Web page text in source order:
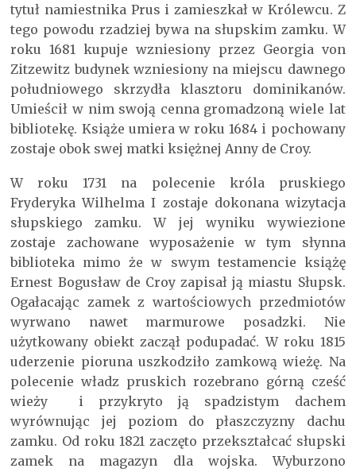
tytuł namiestnika Prus i zamieszkał w Królewcu. Z
tego powodu rzadziej bywa na słupskim zamku. W
roku 1681 kupuje wzniesiony przez Georgia von
Zitzewitz budynek wzniesiony na miejscu dawnego
południowego skrzydła klasztoru dominikanów.
Umieścił w nim swoją cenna gromadzoną wiele lat
bibliotekę. Książe umiera w roku 1684 i pochowany
zostaje obok swej matki księżnej Anny de Croy.
W roku 1731 na polecenie króla pruskiego
Fryderyka Wilhelma I zostaje dokonana wizytacja
słupskiego zamku. W jej wyniku wywiezione
zostaje zachowane wyposażenie w tym słynna
biblioteka mimo że w swym testamencie książę
Ernest Bogusław de Croy zapisał ją miastu Słupsk.
Ogałacając zamek z wartościowych przedmiotów
wyrwano nawet marmurowe posadzki. Nie
użytkowany obiekt zaczął podupadać. W roku 1815
uderzenie pioruna uszkodziło zamkową wieżę. Na
polecenie władz pruskich rozebrano górną cześć
wieży i przykryto ją spadzistym dachem
wyrównując jej poziom do płaszczyzny dachu
zamku. Od roku 1821 zaczęto przekształcać słupski
zamek na magazyn dla wojska. Wyburzono